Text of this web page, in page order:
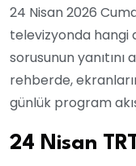
24 Nisan 2026
televizyonda hangi
sorusunun yanıtını
rehberde,
günlük program
24 Nisan TRT